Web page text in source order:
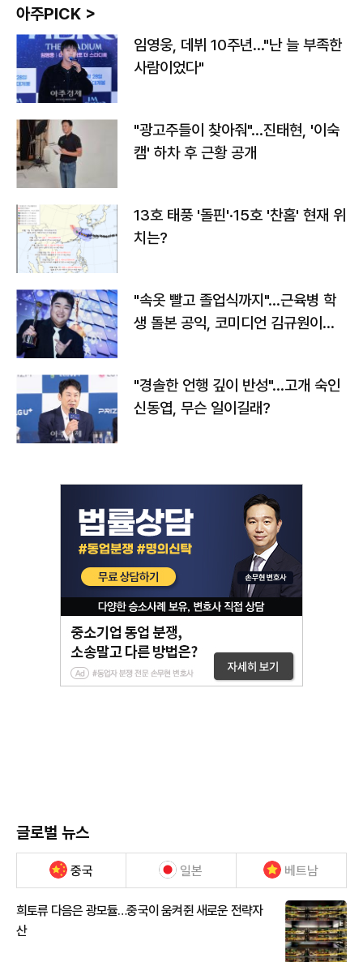
아주PICK >
임영웅, 데뷔 10주년…"난 늘 부족한
사람이었다"
"광고주들이 찾아줘"…진태현, '이숙
캠' 하차 후 근황 공개
13호 태풍 '돌핀'·15호 '찬홈' 현재 위
치는?
"속옷 빨고 졸업식까지"…근육병 학
생 돌본 공익, 코미디언 김규원이었
"경솔한 언행 깊이 반성"…고개 숙인
신동엽, 무슨 일이길래?
글로벌 뉴스
중국 일본 베트남
희토류 다음은 광모듈…중국이 움켜쥔 새로운 전략자
산